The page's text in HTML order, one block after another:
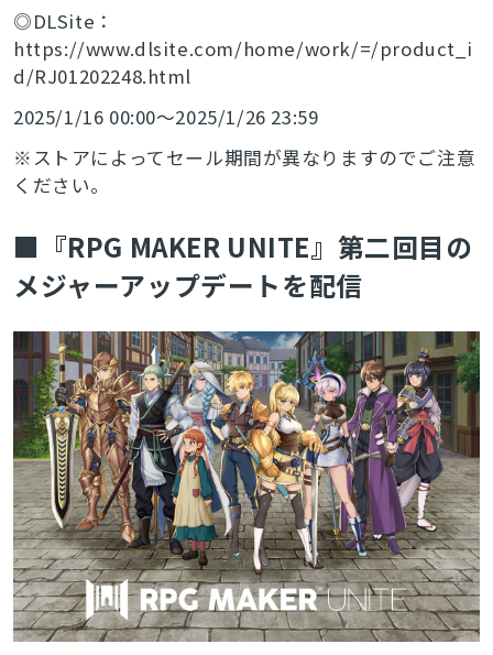
◎DLSite：
https://www.dlsite.com/home/work/=/product_i
d/RJ01202248.html
2025/1/16 00:00～2025/1/26 23:59
※ストアによってセール期間が異なりますのでご注意
ください。
■『RPG MAKER UNITE』第二回目の
メジャーアップデートを配信